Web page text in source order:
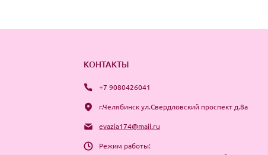
КОНТАКТЫ
+7 9080426041
г.Челябинск ул.Свердловский проспект д.8а
evazia174@mail.ru
Режим работы: